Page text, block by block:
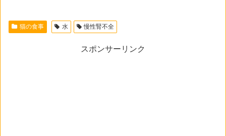
猫の食事 水 慢性腎不全
スポンサーリンク